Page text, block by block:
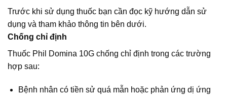
Trước khi sử dụng thuốc bạn cần đọc kỹ hướng dẫn sử
dụng và tham khảo thông tin bên dưới.
Chống chỉ định
Thuốc Phil Domina 10G chống chỉ định trong các trường
hợp sau:
Bệnh nhân có tiền sử quá mẫn hoặc phản ứng dị ứng